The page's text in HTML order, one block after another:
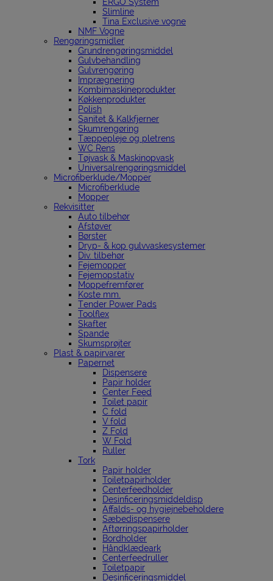
Slimline
Tina Exclusive vogne
NMF Vogne
Rengøringsmidler
Grundrengøringsmiddel
Gulvbehandling
Gulvrengøring
Imprægnering
Kombimaskineprodukter
Køkkenprodukter
Polish
Sanitet & Kalkfjerner
Skumrengøring
Tæppepleje og pletrens
WC Rens
Tøjvask & Maskinopvask
Universalrengøringsmiddel
Microfiberklude/Mopper
Microfiberklude
Mopper
Rekvisitter
Auto tilbehør
Afstøver
Børster
Dryp- & kop gulvvaskesystemer
Div. tilbehør
Fejemopper
Fejemopstativ
Moppefremfører
Koste mm.
Tender Power Pads
Toolflex
Skafter
Spande
Skumsprøjter
Plast & papirvarer
Papernet
Dispensere
Papir holder
Center Feed
Toilet papir
C fold
V fold
Z Fold
W Fold
Ruller
Tork
Papir holder
Toiletpapirholder
Centerfeedholder
Desinficeringsmiddeldisp
Affalds- og hygiejnebeholdere
Sæbedispensere
Aftørringspapirholder
Bordholder
Håndklædeark
Centerfeedruller
Toiletpapir
Desinficeringsmiddel